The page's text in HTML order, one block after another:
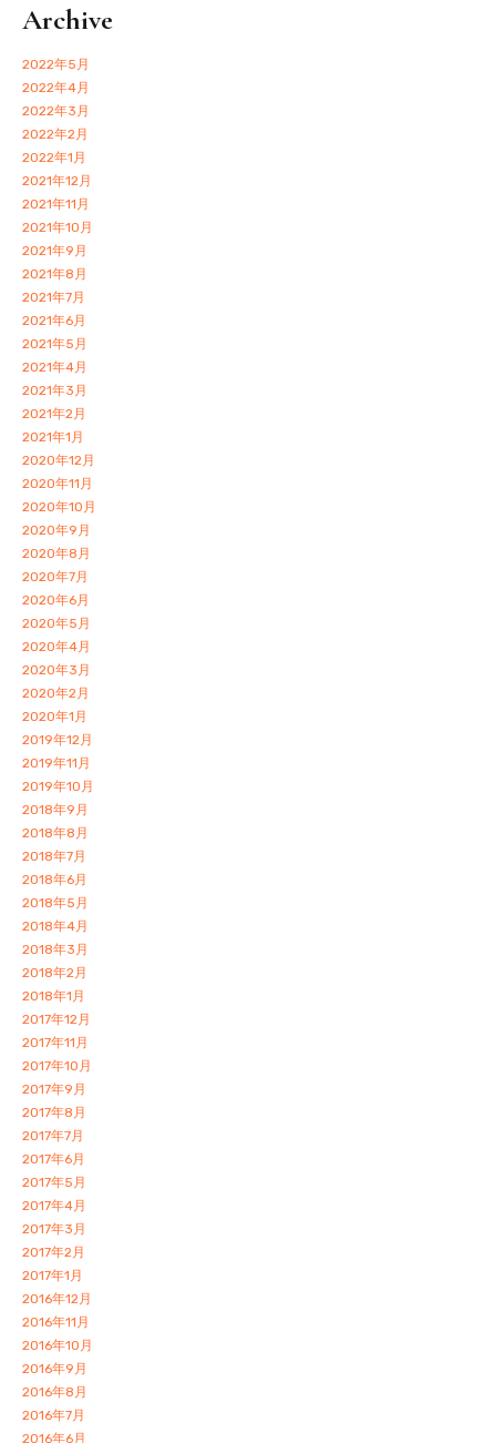
Archive
2022年5月
2022年4月
2022年3月
2022年2月
2022年1月
2021年12月
2021年11月
2021年10月
2021年9月
2021年8月
2021年7月
2021年6月
2021年5月
2021年4月
2021年3月
2021年2月
2021年1月
2020年12月
2020年11月
2020年10月
2020年9月
2020年8月
2020年7月
2020年6月
2020年5月
2020年4月
2020年3月
2020年2月
2020年1月
2019年12月
2019年11月
2019年10月
2018年9月
2018年8月
2018年7月
2018年6月
2018年5月
2018年4月
2018年3月
2018年2月
2018年1月
2017年12月
2017年11月
2017年10月
2017年9月
2017年8月
2017年7月
2017年6月
2017年5月
2017年4月
2017年3月
2017年2月
2017年1月
2016年12月
2016年11月
2016年10月
2016年9月
2016年8月
2016年7月
2016年6月